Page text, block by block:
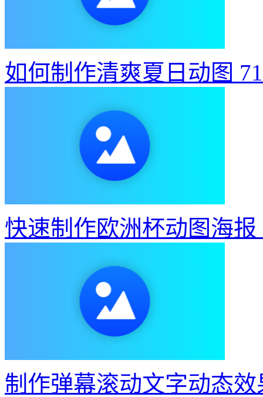
如何制作清爽夏日动图
快速制作欧洲杯动图海报
制作弹幕滚动文字动态效